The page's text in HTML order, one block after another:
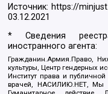
Источник: https://
03.12.2021
* Сведения
иностранного агента:
Гражданин.Армия.Право,
культуры, Центр гендерных
Институт права и
врачей, НАСИЛИЮ.НЕТ, Мы